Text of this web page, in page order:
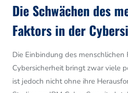
Die Schwächen des
Faktors in der
Die Einbindung des menschlichen
Cybersicherheit bringt zwar viele
ist jedoch nicht ohne ihre